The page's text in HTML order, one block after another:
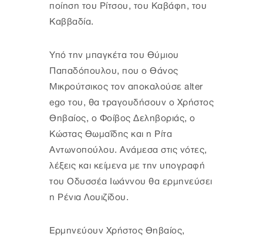
ποίηση του Ρίτσου, του Καβάφη, του
Καββαδία.
Υπό την μπαγκέτα του Θύμιου
Παπαδόπουλου, που ο Θάνος
Μικρούτσικος τον αποκαλούσε alter
ego του, θα τραγουδήσουν ο Χρήστος
Θηβαίος, ο Φοίβος Δεληβοριάς, ο
Κώστας Θωμαΐδης και η Ρίτα
Αντωνοπούλου. Ανάμεσα στις νότες,
λέξεις και κείμενα με την υπογραφή
του Οδυσσέα Ιωάννου θα ερμηνεύσει
η Ρένια Λουιζίδου.
Ερμηνεύουν Χρήστος Θηβαίος,